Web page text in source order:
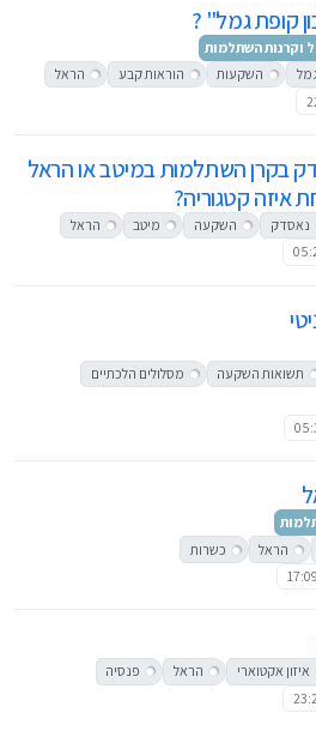
קופת גמל" ?
וקרנות השתלמות
השקעות הוראות קבע
הראל
בקרן השתלמות במיטב או הראל
איזה קטגוריה?
נאסדק השקעה מיטב
הראל
תשואות השקעה
מסלולים הלכתיים
הראל
כשרות
איזון אקטוארי הראל
פנסיה